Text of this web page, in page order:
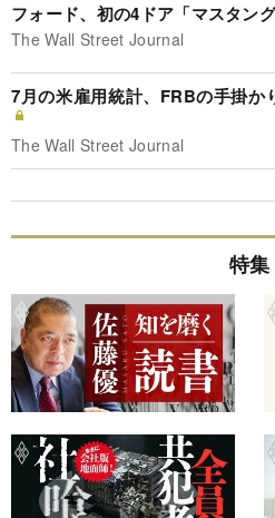
フォード、初の4ドア「マスタン
The Wall Street Journal
7月の米雇用統計、FRBの手掛か
The Wall Street Journal
特集